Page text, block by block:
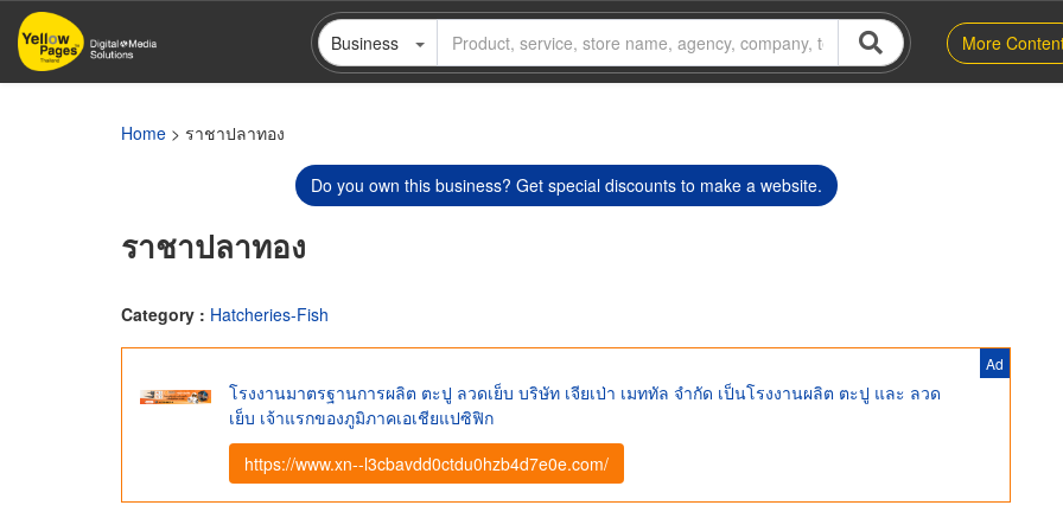
Skip
main
Business More
Home > ราชาปลาทอง
Do you own this business? Get special discounts to make a website.
ราชาปลาทอง
Category : Hatcheries-Fish
Ad
โรงงานมาตรฐานการผลิต ตะปู ลวดเย็บ บริษัท เจียเป่า เมททัล จำกัด เป็นโรงงานผลิต ตะปู และ ลวด
เย็บ เจ้าแรกของภูมิภาคเอเชียแปซิฟิก
https://www.xn--l3cbavdd0ctdu0hzb4d7e0e.com/